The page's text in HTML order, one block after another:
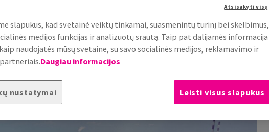
namų duris Kaune
slapukus, kad svetainė veiktų tinkamai, suasmenintų turinį bei skelbimus,
medijos funkcijas ir analizuotų srautą. Taip pat dalijamės informacija
naudojatės mūsų svetaine, su savo socialinės medijos, reklamavimo ir
Daugiau informacijos
nustatymai
Atsisakyti visų
Leisti visus slapukus